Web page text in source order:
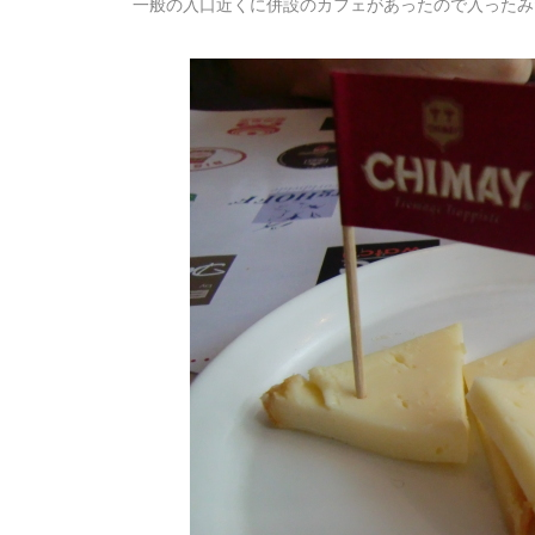
一般の入口近くに併設のカフェがあったので入った